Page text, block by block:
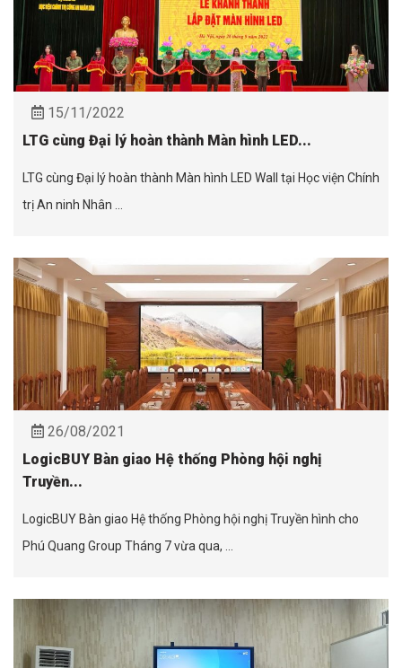
15/11/2022
LTG cùng Đại lý hoàn thành Màn hình LED...
LTG cùng Đại lý hoàn thành Màn hình LED Wall tại Học viện Chính
trị An ninh Nhân ...
26/08/2021
LogicBUY Bàn giao Hệ thống Phòng hội nghị
Truyền...
LogicBUY Bàn giao Hệ thống Phòng hội nghị Truyền hình cho
Phú Quang Group Tháng 7 vừa qua, ...